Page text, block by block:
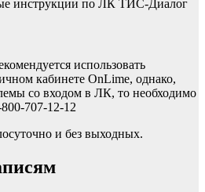
инструкции по ЛК ТИС-Диалог
использовать
кабинете OnLime, однако,
со входом в ЛК, то необходимо
707-12-12
и без выходных.